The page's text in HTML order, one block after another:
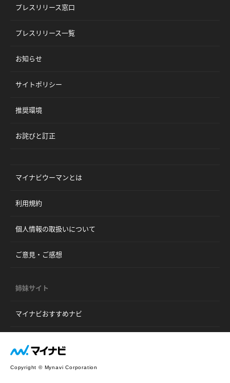
プレスリリース窓口
プレスリリース一覧
お知らせ
サイトポリシー
推奨環境
お詫びと訂正
マイナビウーマンとは
利用規約
個人情報の取扱いについて
ご意見・ご感想
姉妹サイト
マイナビおすすめナビ
Copyright © Mynavi Corporation